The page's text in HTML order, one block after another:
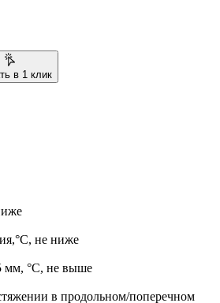
в 1 клик
не ниже
мм, °С, не выше
в продольном/поперечном